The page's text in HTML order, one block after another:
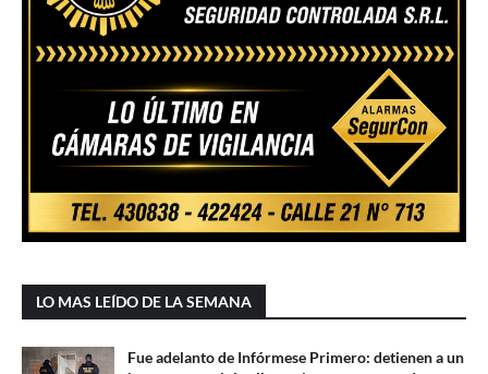
LO MAS LEÍDO DE LA SEMANA
Fue adelanto de Infórmese Primero: detienen a un